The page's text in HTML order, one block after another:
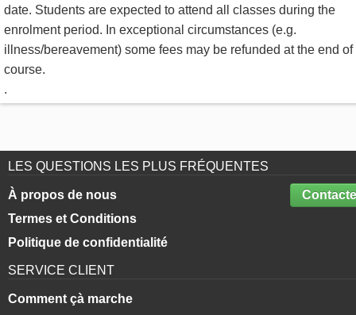
date. Students are expected to attend all classes during the
enrolment period. In exceptional circumstances (e.g.
illness/bereavement) some fees may be refunded at the end of
course.
.
LES QUESTIONS LES PLUS FRÉQUENTES
À propos de nous
Termes et Conditions
Politique de confidentialité
SERVICE CLIENT
Comment çà marche